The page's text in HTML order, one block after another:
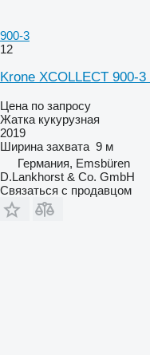
900-3
12
Krone XCOLLECT 900-3
Цена по запросу
Жатка кукурузная
2019
Ширина захвата 9 м
Германия, Emsbüren
D.Lankhorst & Co. GmbH
Связаться с продавцом